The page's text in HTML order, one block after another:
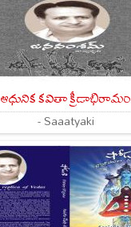
ఆధునిక కవితా క్రీడాభిరామం
- Saaatyaki